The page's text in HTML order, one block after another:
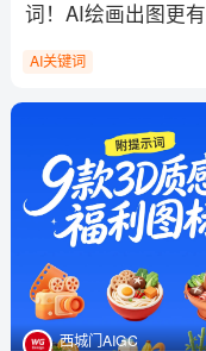
词！AI绘画出图更
AI关键词
西城门AIGC